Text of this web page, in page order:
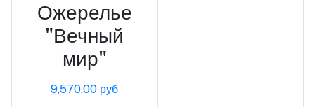
Ожерелье
"Вечный
мир"
9,570.00 руб